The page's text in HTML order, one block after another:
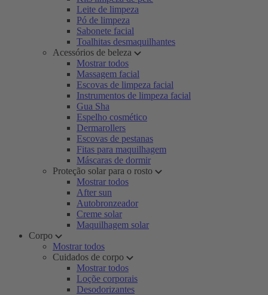
Leite de limpeza
Pó de limpeza
Sabonete facial
Toalhitas desmaquilhantes
Acessórios de beleza
Mostrar todos
Massagem facial
Escovas de limpeza facial
Instrumentos de limpeza facial
Gua Sha
Espelho cosmético
Dermarollers
Escovas de pestanas
Fitas para maquilhagem
Máscaras de dormir
Proteção solar para o rosto
Mostrar todos
After sun
Autobronzeador
Creme solar
Maquilhagem solar
Corpo
Mostrar todos
Cuidados de corpo
Mostrar todos
Loçõe corporais
Desodorizantes